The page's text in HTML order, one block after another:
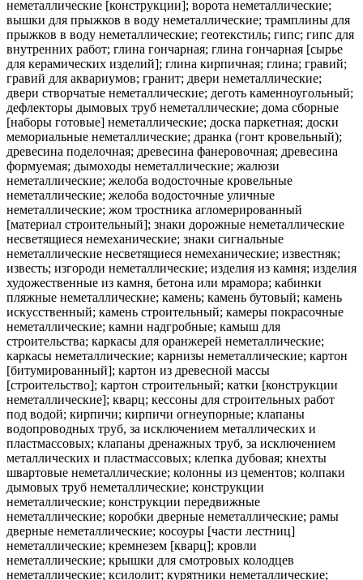
неметаллические [конструкции]; ворота неметаллические;
вышки для прыжков в воду неметаллические; трамплины для
прыжков в воду неметаллические; геотекстиль; гипс; гипс для
внутренних работ; глина гончарная; глина гончарная [сырье
для керамических изделий]; глина кирпичная; глина; гравий;
гравий для аквариумов; гранит; двери неметаллические;
двери створчатые неметаллические; деготь каменноугольный;
дефлекторы дымовых труб неметаллические; дома сборные
[наборы готовые] неметаллические; доска паркетная; доски
мемориальные неметаллические; дранка (гонт кровельный);
древесина поделочная; древесина фанеровочная; древесина
формуемая; дымоходы неметаллические; жалюзи
неметаллические; желоба водосточные кровельные
неметаллические; желоба водосточные уличные
неметаллические; жом тростника агломерированный
[материал строительный]; знаки дорожные неметаллические
несветящиеся немеханические; знаки сигнальные
неметаллические несветящиеся немеханические; известняк;
известь; изгороди неметаллические; изделия из камня; изделия
художественные из камня, бетона или мрамора; кабинки
пляжные неметаллические; камень; камень бутовый; камень
искусственный; камень строительный; камеры покрасочные
неметаллические; камни надгробные; камыш для
строительства; каркасы для оранжерей неметаллические;
каркасы неметаллические; карнизы неметаллические; картон
[битумированный]; картон из древесной массы
[строительство]; картон строительный; катки [конструкции
неметаллические]; кварц; кессоны для строительных работ
под водой; кирпичи; кирпичи огнеупорные; клапаны
водопроводных труб, за исключением металлических и
пластмассовых; клапаны дренажных труб, за исключением
металлических и пластмассовых; клепка дубовая; кнехты
швартовые неметаллические; колонны из цементов; колпаки
дымовых труб неметаллические; конструкции
неметаллические; конструкции передвижные
неметаллические; коробки дверные неметаллические; рамы
дверные неметаллические; косоуры [части лестниц]
неметаллические; кремнезем [кварц]; кровли
неметаллические; крышки для смотровых колодцев
неметаллические; ксилолит; курятники неметаллические;